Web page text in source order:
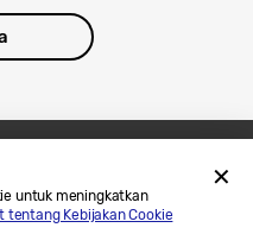
untuk meningkatkan
tentang Kebijakan Cookie